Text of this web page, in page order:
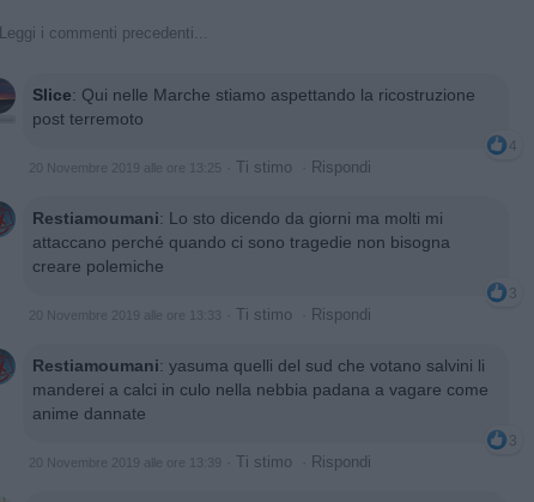
Leggi i commenti precedenti...
Slice: Qui nelle Marche stiamo aspettando la ricostruzione
post terremoto
4
20 Novembre 2019 alle ore 13:25 Ti stimo Rispondi
Restiamoumani: Lo sto dicendo da giorni ma molti mi
attaccano perché quando ci sono tragedie non bisogna
creare polemiche
3
20 Novembre 2019 alle ore 13:33 Ti stimo Rispondi
Restiamoumani: yasuma quelli del sud che votano salvini li
manderei a calci in culo nella nebbia padana a vagare come
anime dannate
3
20 Novembre 2019 alle ore 13:39 Ti stimo Rispondi